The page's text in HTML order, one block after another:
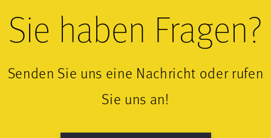
Sie haben Fragen?
Senden Sie uns eine Nachricht oder rufen
Sie uns an!